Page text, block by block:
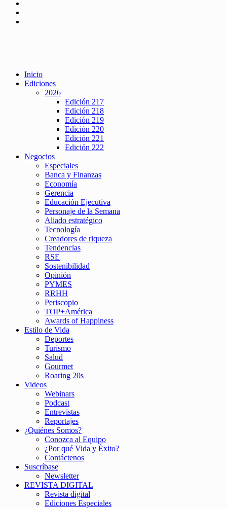
Inicio
Ediciones
2026
Edición 217
Edición 218
Edición 219
Edición 220
Edición 221
Edición 222
Negocios
Especiales
Banca y Finanzas
Economía
Gerencia
Educación Ejecutiva
Personaje de la Semana
Aliado estratégico
Tecnología
Creadores de riqueza
Tendencias
RSE
Sostenibilidad
Opinión
PYMES
RRHH
Periscopio
TOP+América
Awards of Happiness
Estilo de Vida
Deportes
Turismo
Salud
Gourmet
Roaring 20s
Videos
Webinars
Podcast
Entrevistas
Reportajes
¿Quiénes Somos?
Conozca al Equipo
¿Por qué Vida y Éxito?
Contáctenos
Suscríbase
Newsletter
REVISTA DIGITAL
Revista digital
Ediciones Especiales